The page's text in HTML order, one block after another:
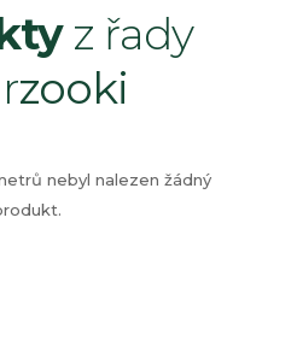
z řady
zooki
nebyl nalezen žádný